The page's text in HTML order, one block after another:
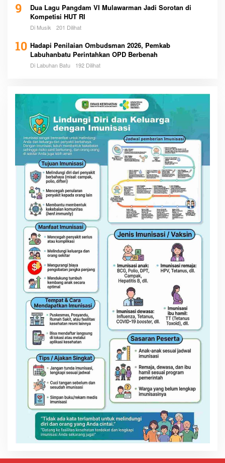
9
Dua Lagu Pangdam VI Mulawarman Jadi Sorotan di
Kompetisi HUT RI
Di Musik 201 Dilihat
10 Hadapi Penilaian Ombudsman 2026, Pemkab
Labuhanbatu Perintahkan OPD Berbenah
Di Labuhan Batu 192 Dilihat